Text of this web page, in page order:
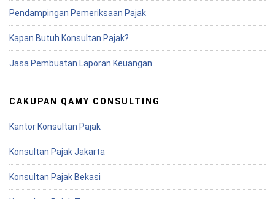
Pendampingan Pemeriksaan Pajak
Kapan Butuh Konsultan Pajak?
Jasa Pembuatan Laporan Keuangan
CAKUPAN QAMY CONSULTING
Kantor Konsultan Pajak
Konsultan Pajak Jakarta
Konsultan Pajak Bekasi